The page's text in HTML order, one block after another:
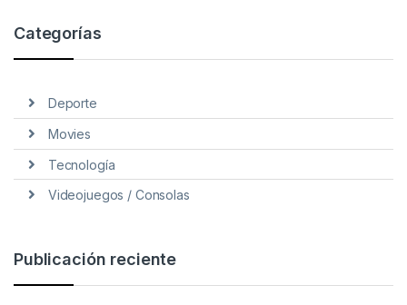
Categorías
Deporte
Movies
Tecnología
Videojuegos / Consolas
Publicación reciente